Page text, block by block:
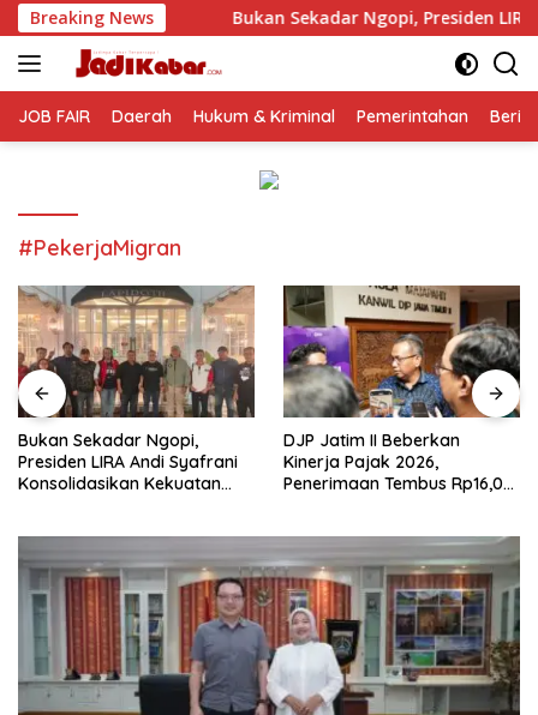
Langsung
ke
konten
Breaking News
Bukan Sekadar Ngopi, Presiden LIRA Andi Syafrani
JOB FAIR Daerah Hukum & Kriminal Pemerintahan
#PekerjaMigran
Bukan Sekadar Ngopi,
Presiden LIRA Andi Syafrani
Konsolidasikan Kekuatan
DJP Jatim II Beberkan
Kinerja Pajak 2026,
Penerimaan Tembus Rp16,08